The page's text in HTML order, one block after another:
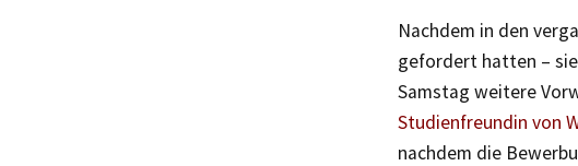
Nachdem in den
gefordert hatten –
Samstag weitere
Studienfreundin von
nachdem die